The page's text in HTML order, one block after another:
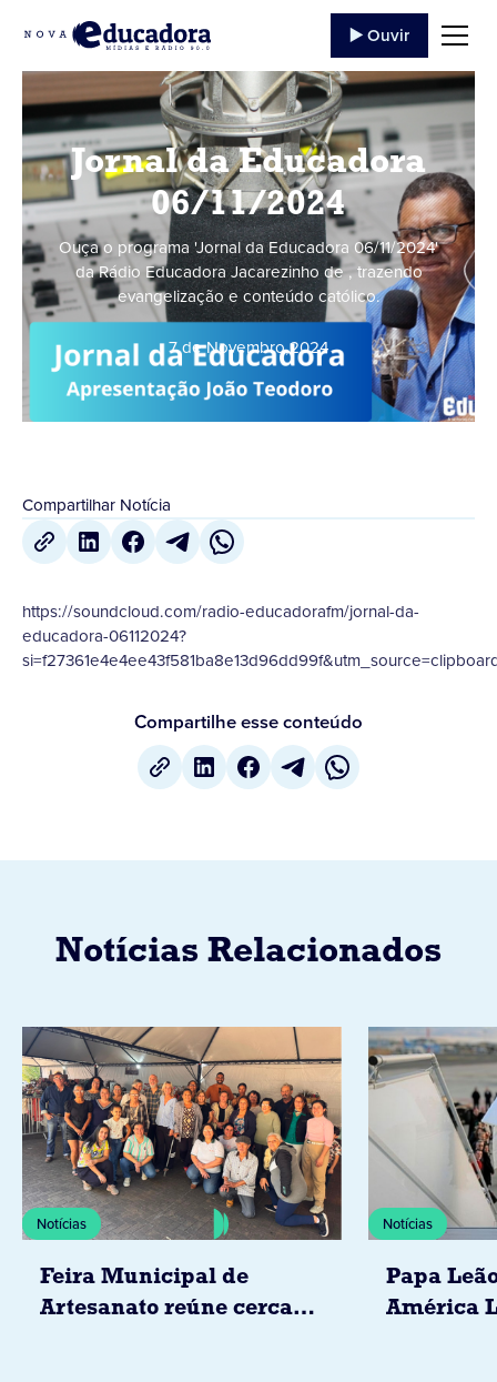
▶️ Ouvir
Jornal da Educadora
06/11/2024
Ouça o programa 'Jornal da Educadora 06/11/2024'
da Rádio Educadora Jacarezinho de , trazendo
evangelização e conteúdo católico.
7 de Novembro,2024
Compartilhar Notícia
https://soundcloud.com/radio-educadorafm/jornal-da-
educadora-06112024?
Compartilhe esse conteúdo
Notícias Relacionados
Notícias
Feira Municipal de
Artesanato reúne cerca
Notícias
Papa
América